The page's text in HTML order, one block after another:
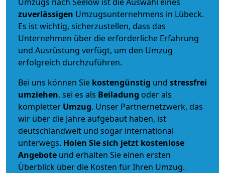
zuverlässigen Umzugsunternehmens in Lübeck.
Es ist wichtig, sicherzustellen, dass das
Unternehmen über die erforderliche Erfahrung
und Ausrüstung verfügt, um den Umzug
erfolgreich durchzuführen.
Bei uns können Sie kostengünstig und stressfrei
umziehen, sei es als Beiladung oder als
kompletter Umzug. Unser Partnernetzwerk, das
wir über die Jahre aufgebaut haben, ist
deutschlandweit und sogar international
unterwegs. Holen Sie sich jetzt kostenlose
Angebote und erhalten Sie einen ersten
Überblick über die Kosten für Ihren Umzug.